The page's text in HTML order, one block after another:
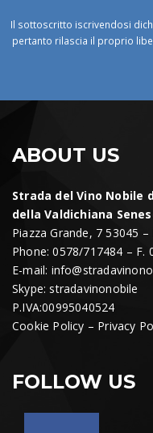
Il sottoscritto iscrivendosi
pertanto rilascia il proprio
ABOUT US
Strada del Vino Nobile
della Valdichiana
Piazza Grande, 7 53045
Phone: 0578/717484 – F.
E-mail:
Skype: stradavinonobile
P.IVA:00995040524
Cookie Policy – Privacy
FOLLOW US